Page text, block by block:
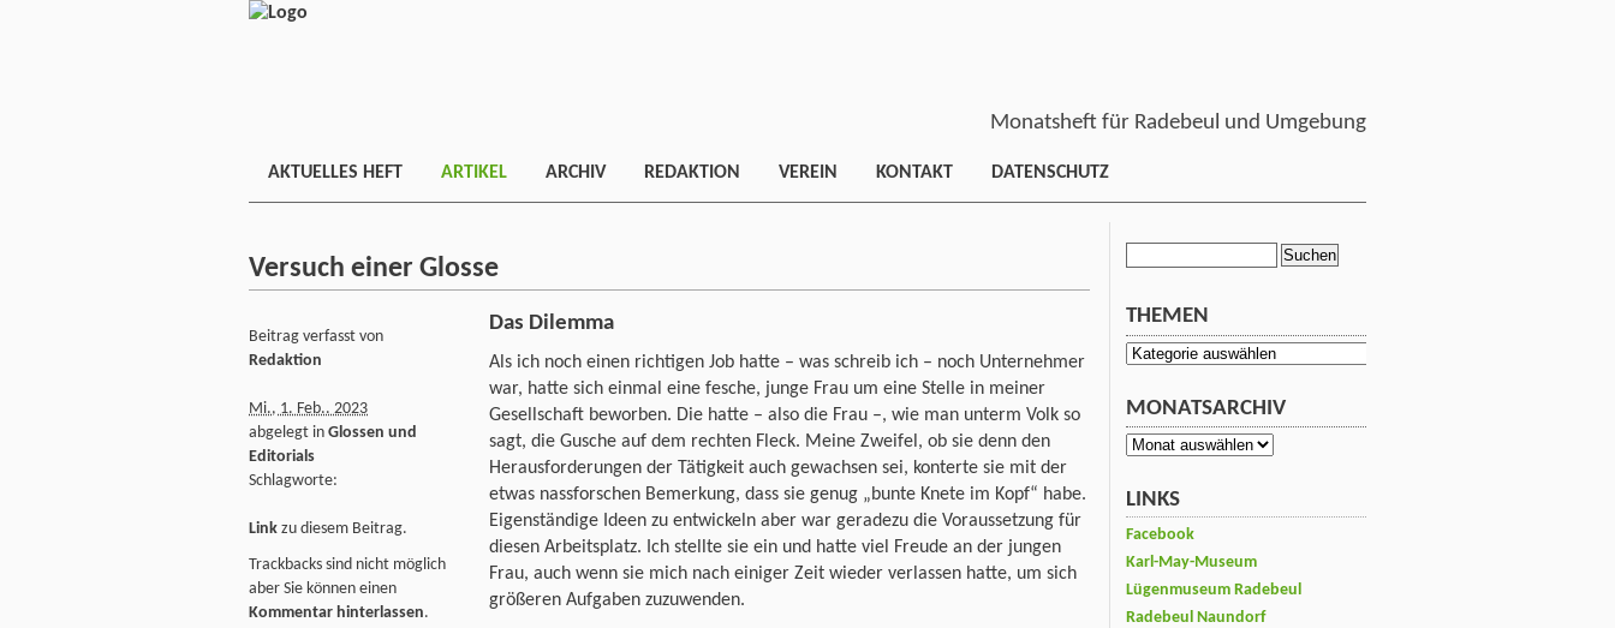
Monatsheft für Radebeul und Umgebung
AKTUELLES HEFT ARTIKEL ARCHIV REDAKTION VEREIN KONTAKT DATENSCHUTZ
Versuch einer Glosse
Das Dilemma
Als ich noch einen richtigen Job hatte – was schreib ich – noch Unternehmer
war, hatte sich einmal eine fesche, junge Frau um eine Stelle in meiner
Gesellschaft beworben. Die hatte – also die Frau –, wie man unterm Volk so
sagt, die Gusche auf dem rechten Fleck. Meine Zweifel, ob sie denn den
Herausforderungen der Tätigkeit auch gewachsen sei, konterte sie mit der
etwas nassforschen Bemerkung, dass sie genug „bunte Knete im Kopf“ habe.
Eigenständige Ideen zu entwickeln aber war geradezu die Voraussetzung für
diesen Arbeitsplatz. Ich stellte sie ein und hatte viel Freude an der jungen
Frau, auch wenn sie mich nach einiger Zeit wieder verlassen hatte, um sich
größeren Aufgaben zuzuwenden.
Beitrag verfasst von
Redaktion
Mi., 1. Feb.. 2023
abgelegt in Glossen und
Editorials
Schlagworte:
Link zu diesem Beitrag.
Trackbacks sind nicht möglich
aber Sie können einen
Kommentar hinterlassen.
THEMEN
Themen
MONATSARCHIV
Monatsarchiv
LINKS
Facebook
Karl-May-Museum
Lügenmuseum Radebeul
Radebeul Naundorf